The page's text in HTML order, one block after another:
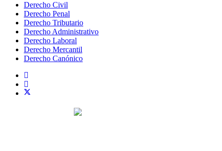
Derecho Civil
Derecho Penal
Derecho Tributario
Derecho Administrativo
Derecho Laboral
Derecho Mercantil
Derecho Canónico